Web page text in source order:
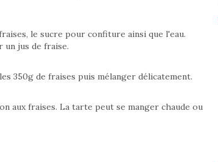
le sucre pour confiture ainsi que l'eau.
jus de fraise.
350g de fraises puis mélanger délicatement.
aux fraises. La tarte peut se manger chaude ou